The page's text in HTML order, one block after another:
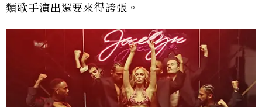
類歌手演出還要來得誇張。